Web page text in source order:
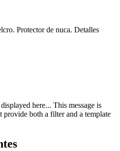
Protector de nuca. Detalles
here... This message is
provide both a filter and a template